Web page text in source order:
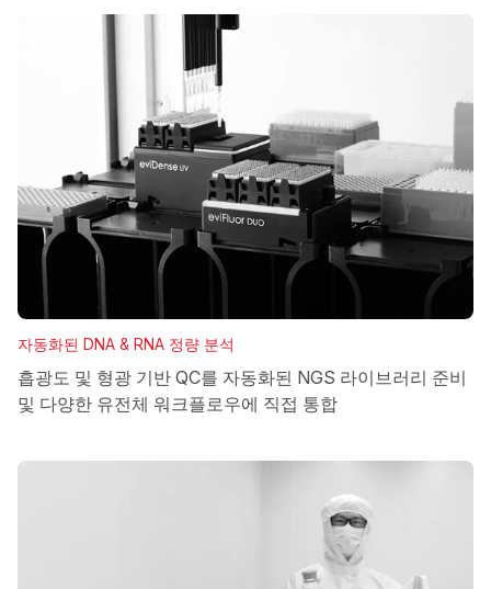
자동화된 DNA & RNA 정량 분석
흡광도 및 형광 기반 QC를 자동화된 NGS 라이브러리 준비
및 다양한 유전체 워크플로우에 직접 통합